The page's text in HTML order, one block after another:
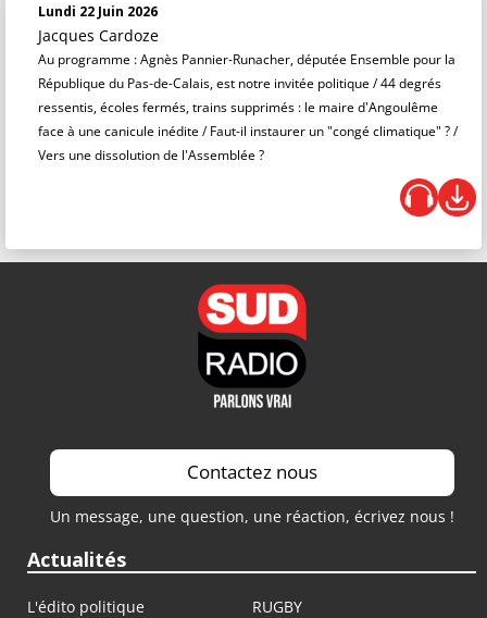
Lundi 22 Juin 2026
Jacques Cardoze
Au programme : Agnès Pannier-Runacher, députée Ensemble pour la
République du Pas-de-Calais, est notre invitée politique / 44 degrés
ressentis, écoles fermés, trains supprimés : le maire d'Angoulême
face à une canicule inédite / Faut-il instaurer un "congé climatique" ? /
Vers une dissolution de l'Assemblée ?
Contactez nous
Un message, une question, une réaction, écrivez nous !
Actualités
L'édito politique
RUGBY